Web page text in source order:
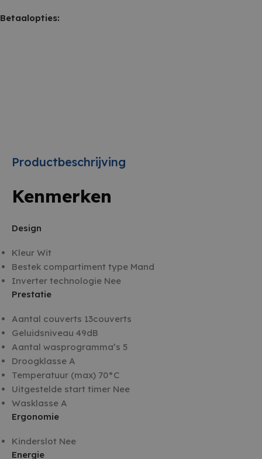
Betaalopties:
Productbeschrijving
Kenmerken
Design
Kleur Wit
Bestek compartiment type Mand
Inverter technologie Nee
Prestatie
Aantal couverts 13couverts
Geluidsniveau 49dB
Aantal wasprogramma’s 5
Droogklasse A
Temperatuur (max) 70°C
Uitgestelde start timer Nee
Wasklasse A
Ergonomie
Kinderslot Nee
Energie